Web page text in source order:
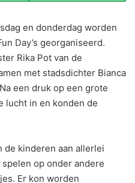
en donderdag worden
Day’s georganiseerd.
Rika Pot van de
met stadsdichter Bianca
een druk op een grote
lucht in en konden de
de kinderen aan allerlei
op onder andere
Er kon worden